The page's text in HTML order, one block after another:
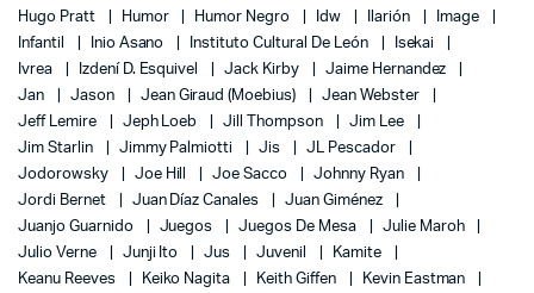
Hugo Pratt
Humor Humor Negro Idw Ilarión
Image
Infantil
Inio Asano Instituto Cultural De León
Isekai
Ivrea
Izdení D. Esquivel Jack Kirby
Jaime Hernandez
Jan
Jason Jean Giraud (Moebius)
Jean Webster
Jeff Lemire
Jeph Loeb Jill Thompson
Jim Lee
Jim Starlin
Jimmy Palmiotti Jis
JL Pescador
Jodorowsky
Joe Hill Joe Sacco
Johnny Ryan
Jordi Bernet
Juan Díaz Canales
Juan Giménez
Juanjo Guarnido
Juegos Juegos De Mesa
Julie Maroh
Julio Verne
Junji Ito Jus Juvenil
Kamite
Keanu Reeves
Keiko Nagita Keith Giffen
Kevin Eastman